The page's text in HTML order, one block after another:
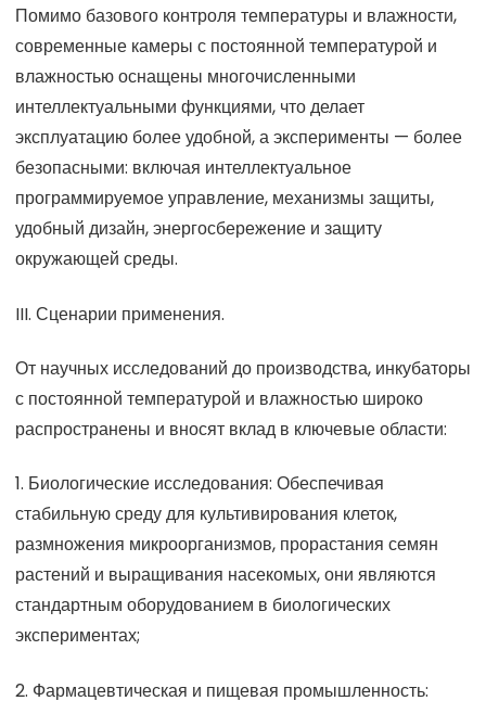
Помимо базового контроля температуры и влажности,
современные камеры с постоянной температурой и
влажностью оснащены многочисленными
интеллектуальными функциями, что делает
эксплуатацию более удобной, а эксперименты — более
безопасными: включая интеллектуальное
программируемое управление, механизмы защиты,
удобный дизайн, энергосбережение и защиту
окружающей среды.
III. Сценарии применения.
От научных исследований до производства, инкубаторы
с постоянной температурой и влажностью широко
распространены и вносят вклад в ключевые области:
1. Биологические исследования: Обеспечивая
стабильную среду для культивирования клеток,
размножения микроорганизмов, прорастания семян
растений и выращивания насекомых, они являются
стандартным оборудованием в биологических
экспериментах;
2. Фармацевтическая и пищевая промышленность: